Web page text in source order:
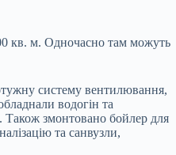
кв. м. Одночасно там можуть
систему вентилювання,
водогін та
Також змонтовано бойлер для
та санвузли,